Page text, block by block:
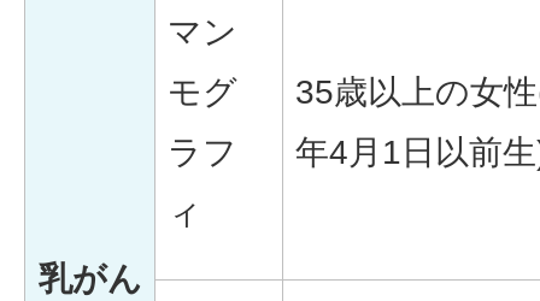
乳がん
マン
モグ
ラフ
ィ
35歳以上の女
年4月1日以前